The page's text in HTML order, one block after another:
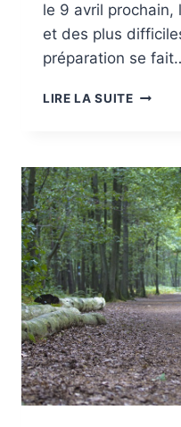
le 9 avril prochain,
et des plus
préparation se
LIRE LA SUITE